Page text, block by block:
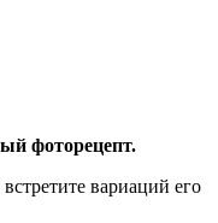
фоторецепт.
вариаций его